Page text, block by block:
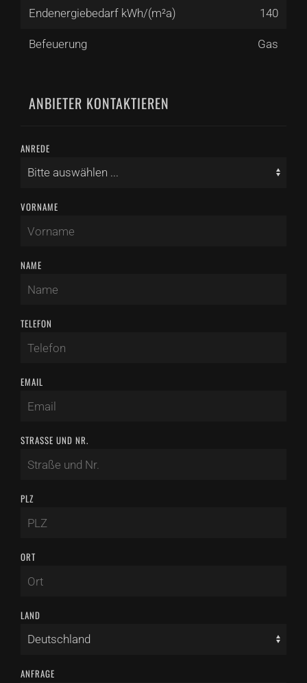
Endenergiebedarf kWh/(m²a) 140
Befeuerung Gas
ANBIETER KONTAKTIEREN
ANREDE
VORNAME
NAME
TELEFON
EMAIL
STRASSE UND NR.
PLZ
ORT
LAND
ANFRAGE